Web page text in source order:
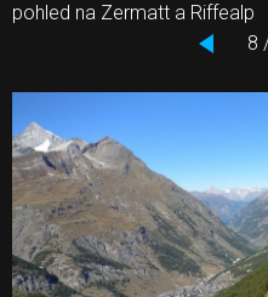
pohled na Zermatt a Riffealp
8